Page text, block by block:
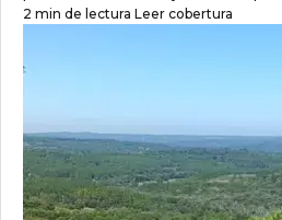
2 min de lectura Leer cobertura